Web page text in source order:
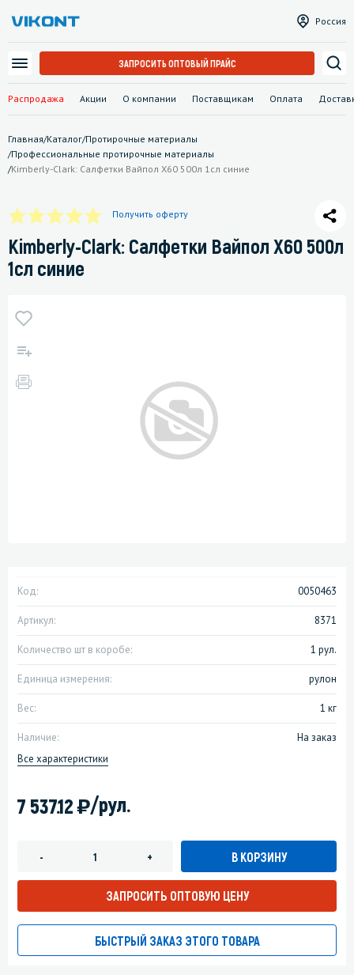
Распродажа Акции О компании Поставщикам Оплата
Россия
ЗАПРОСИТЬ ОПТОВЫЙ ПРАЙС
Главная/Каталог/Протирочные материалы
/Профессиональные протирочные материалы
/Kimberly-Clark: Салфетки Вайпол X60 500л 1сл синие
Получить оферту
Kimberly-Clark: Салфетки Вайпол X60 500л
1сл синие
Код: 0050463
Артикул: 8371
Количество шт в коробе: 1 рул.
Единица измерения: рулон
Вес: 1 кг
Наличие:
На заказ
Все характеристики
7 537.12)/рул.
- + В КОРЗИНУ
ЗАПРОСИТЬ ОПТОВУЮ ЦЕНУ
БЫСТРЫЙ ЗАКАЗ ЭТОГО ТОВАРА